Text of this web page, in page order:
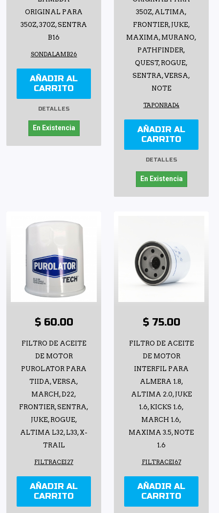
ORIGINAL PARA
350Z, 370Z, SENTRA
B16
SONDALAMB26
AÑADIR AL
CARRITO
DETALLES
En Existencia
350Z, ALTIMA,
FRONTIER, JUKE,
MAXIMA, MURANO,
PATHFINDER,
QUEST, ROGUE,
SENTRA, VERSA,
NOTE
TAPONRAD4
AÑADIR AL
CARRITO
DETALLES
En Existencia
$ 60.00
FILTRO DE ACEITE
DE MOTOR
PUROLATOR PARA
TIIDA, VERSA,
MARCH, D22,
FRONTIER, SENTRA,
JUKE, ROGUE,
ALTIMA L32, L33, X-
TRAIL
FILTRACEI27
AÑADIR AL
CARRITO
$ 75.00
FILTRO DE ACEITE
DE MOTOR
INTERFIL PARA
ALMERA 1.8,
ALTIMA 2.0, JUKE
1.6, KICKS 1.6,
MARCH 1.6,
MAXIMA 3.5, NOTE
1.6
FILTRACEI67
AÑADIR AL
CARRITO